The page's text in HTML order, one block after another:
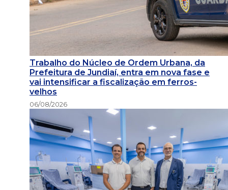
Trabalho do Núcleo de Ordem Urbana, da
Prefeitura de Jundiaí, entra em nova fase e
vai intensificar a fiscalização em ferros-
velhos
06/08/2026